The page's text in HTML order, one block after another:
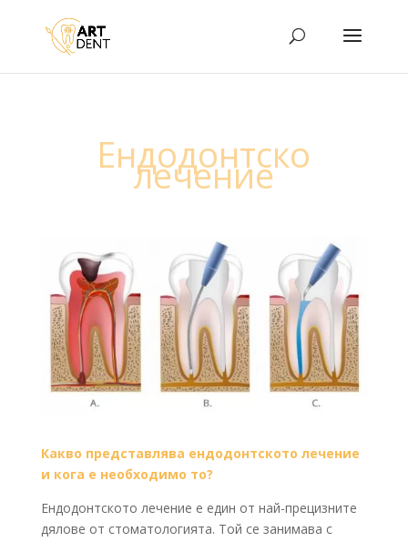
Ендодонтско
лечение
Какво представлява ендодонтското лечение
и кога е необходимо то?
Ендодонтското лечение е един от най-прецизните
дялове от стоматологията. Той се занимава с